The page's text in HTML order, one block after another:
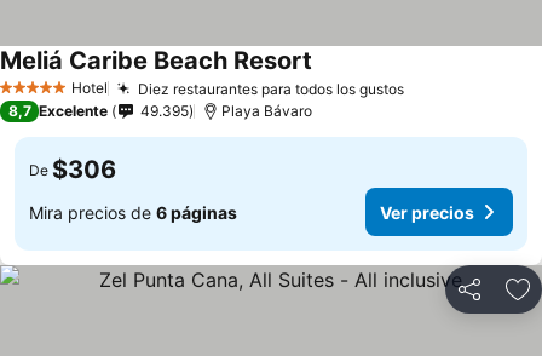
5 Estrellas Hotel Diez restaurantes para todos los gustos
Meliá Caribe Beach Resort
8,7 Excelente 49.395 Playa Bávaro
De $306
Mira precios de 6 páginas Ver precios
Compartir